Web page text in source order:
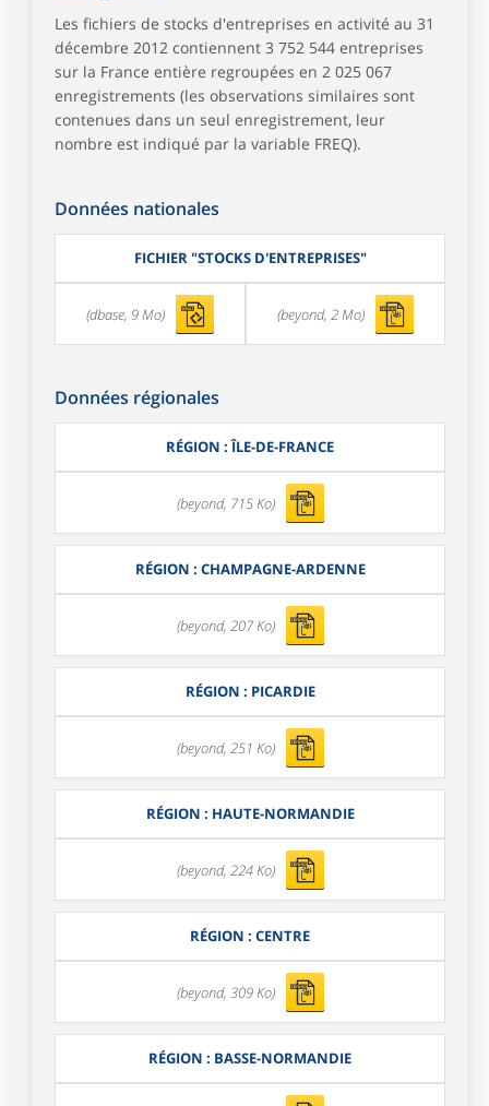
Les fichiers de stocks d'entreprises en activité au 31
décembre 2012 contiennent 3 752 544 entreprises
sur la France entière regroupées en 2 025 067
enregistrements (les observations similaires sont
contenues dans un seul enregistrement, leur
nombre est indiqué par la variable FREQ).
Données nationales
FICHIER "STOCKS D'ENTREPRISES"
(dbase, 9 Mo) (beyond, 2 Mo)
Données régionales
RÉGION : ÎLE-DE-FRANCE
(beyond, 715 Ko)
RÉGION : CHAMPAGNE-ARDENNE
(beyond, 207 Ko)
RÉGION : PICARDIE
(beyond, 251 Ko)
RÉGION : HAUTE-NORMANDIE
(beyond, 224 Ko)
RÉGION : CENTRE
(beyond, 309 Ko)
RÉGION : BASSE-NORMANDIE